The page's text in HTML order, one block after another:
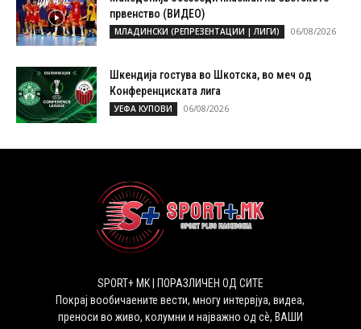
првенство (ВИДЕО)
МЛАДИНСКИ (РЕПРЕЗЕНТАЦИИ | ЛИГИ) 06/08/2026
Шкендија гостува во Шкотска, во меч од
Конференциската лига
УЕФА КУПОВИ 06/08/2026
SPORT+ MK | ПОРАЗЛИЧЕН ОД СИТЕ
Покрај вообичаените вести, многу интервјуа, видеа,
преноси во живо, колумни и најважно од сѐ, ВАШИ